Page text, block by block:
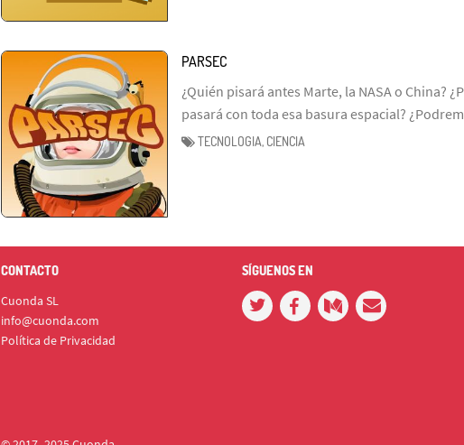
PARSEC
¿Quién pisará antes Marte, la NASA o China?
pasará con toda esa basura espacial?
TECNOLOGIA, CIENCIA
CONTACTO
Cuonda SL
info@cuonda.com
Política de Privacidad
SÍGUENOS EN